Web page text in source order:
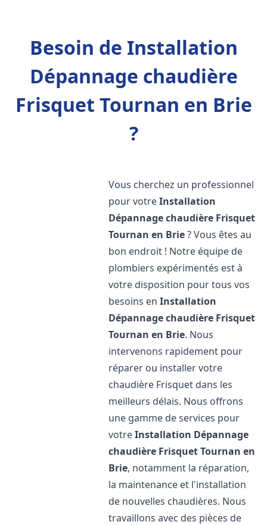
Besoin de Installation
Dépannage chaudière
Frisquet Tournan en Brie
?
Vous cherchez un professionnel
pour votreInstallation
Dépannage chaudière Frisquet
Tournan en Brie? Vous êtes au
bon endroit ! Notre équipe de
plombiers expérimentés est à
votre disposition pour tous vos
besoins enInstallation
Dépannage chaudière Frisquet
Tournan en Brie. Nous
intervenons rapidement pour
réparer ou installer votre
chaudière Frisquet dans les
meilleurs délais. Nous offrons
une gamme de services pour
votreInstallation Dépannage
chaudière FrisquetTournan en
Brie, notamment la réparation,
la maintenance et l'installation
de nouvelles chaudières. Nous
travaillons avec des pièces de